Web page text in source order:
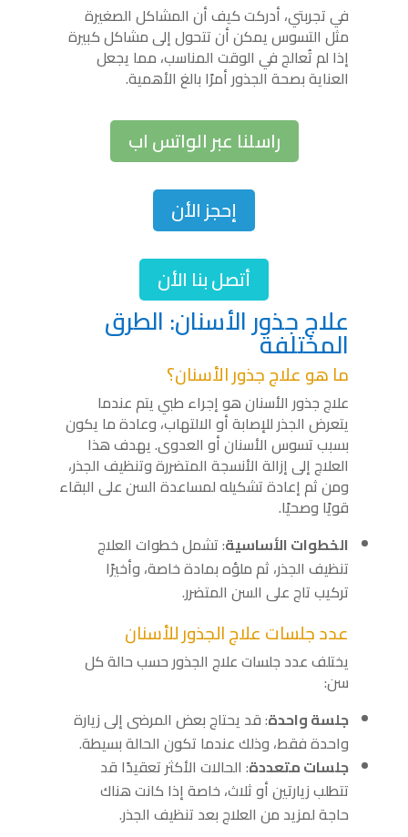
في تجربتي، أدركت كيف أن المشاكل الصغيرة
مثل التسوس يمكن أن تتحول إلى مشاكل كبيرة
إذا لم تُعالج في الوقت المناسب، مما يجعل
العناية بصحة الجذور أمرًا بالغ الأهمية.
راسلنا عبر الواتس اب
إحجز الأن
أتصل بنا الأن
علاج جذور الأسنان: الطرق
المختلفة
ما هو علاج جذور الأسنان؟
علاج جذور الأسنان هو إجراء طبي يتم عندما
يتعرض الجذر للإصابة أو الالتهاب، وعادة ما يكون
بسبب تسوس الأسنان أو العدوى. يهدف هذا
العلاج إلى إزالة الأنسجة المتضررة وتنظيف الجذر،
ومن ثم إعادة تشكيله لمساعدة السن على البقاء
قويًا وصحيًا.
الخطوات الأساسية: تشمل خطوات العلاج
تنظيف الجذر، ثم ملؤه بمادة خاصة، وأخيرًا
تركيب تاج على السن المتضرر.
عدد جلسات علاج الجذور للأسنان
يختلف عدد جلسات علاج الجذور حسب حالة كل
سن:
جلسة واحدة: قد يحتاج بعض المرضى إلى زيارة
واحدة فقط، وذلك عندما تكون الحالة بسيطة.
جلسات متعددة: الحالات الأكثر تعقيدًا قد
تتطلب زيارتين أو ثلاث، خاصة إذا كانت هناك
حاجة لمزيد من العلاج بعد تنظيف الجذر.